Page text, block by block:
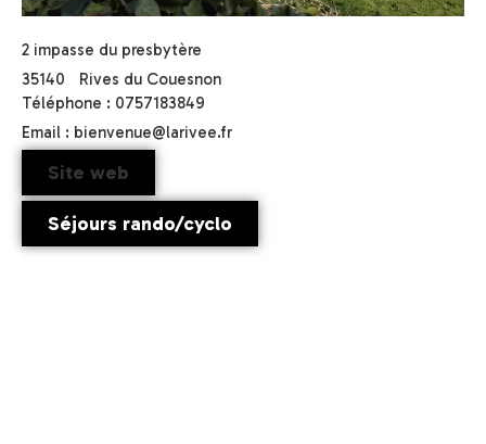
2 impasse du presbytère
35140
Rives du Couesnon
Téléphone : 0757183849
Email : bienvenue@larivee.fr
Site web
Séjours rando/cyclo